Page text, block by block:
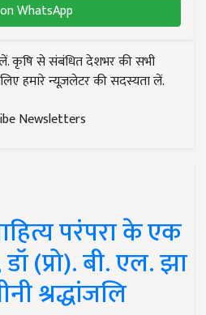
WhatsApp
कृषि से संबंधित देशभर की सभी
हमारे न्यूज़लेटर की सदस्यता लें.
Newsletters
परंपरा के एक
(प्रो). बी. एल. झा
श्रद्धांजलि